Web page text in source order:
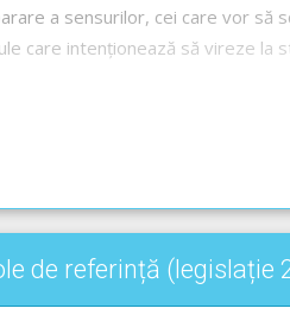
a sensurilor, cei care vor să
care intenționează să vireze la
în intersecții
de referință (legislație